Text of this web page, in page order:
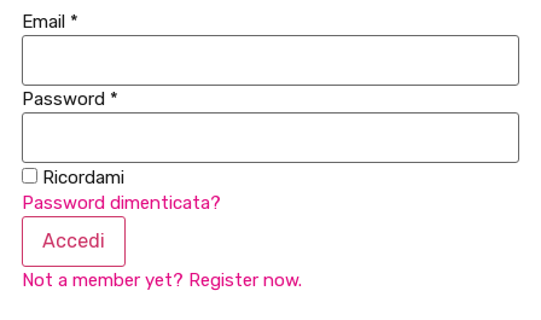
Email *
Password *
Ricordami
Password dimenticata?
Accedi
Not a member yet? Register now.